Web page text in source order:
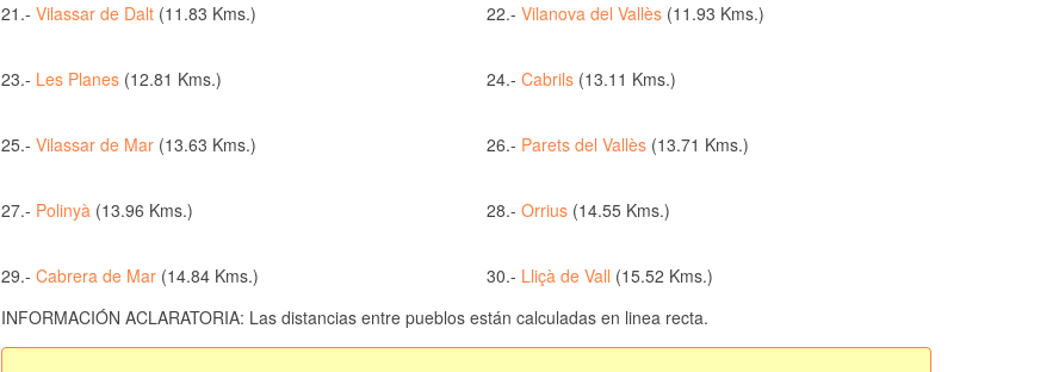
21.- Vilassar de Dalt(11.83 Kms.) 22.-Vilanova del Vallès (11.93 Kms.)
23.- Les Planes(12.81 Kms.) 24.-Cabrils (13.11 Kms.)
25.- Vilassar de Mar(13.63 Kms.) 26.- Parets del Vallès (13.71 Kms.)
27.- Polinyà(13.96 Kms.) 28.-Orrius (14.55 Kms.)
29.- Cabrera de Mar(14.84 Kms.) 30.- Lliçà de Vall (15.52 Kms.)
INFORMACIÓN ACLARATORIA: Las distancias entre pueblos están calculadas en linea recta.